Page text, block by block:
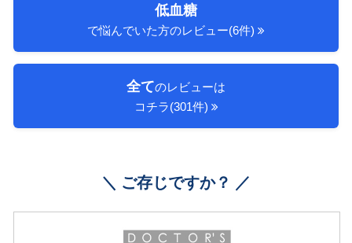
低血糖
で悩んでいた方のレビュー(6件)
全てのレビューは
コチラ(301件)
＼ ご存じですか？ ／